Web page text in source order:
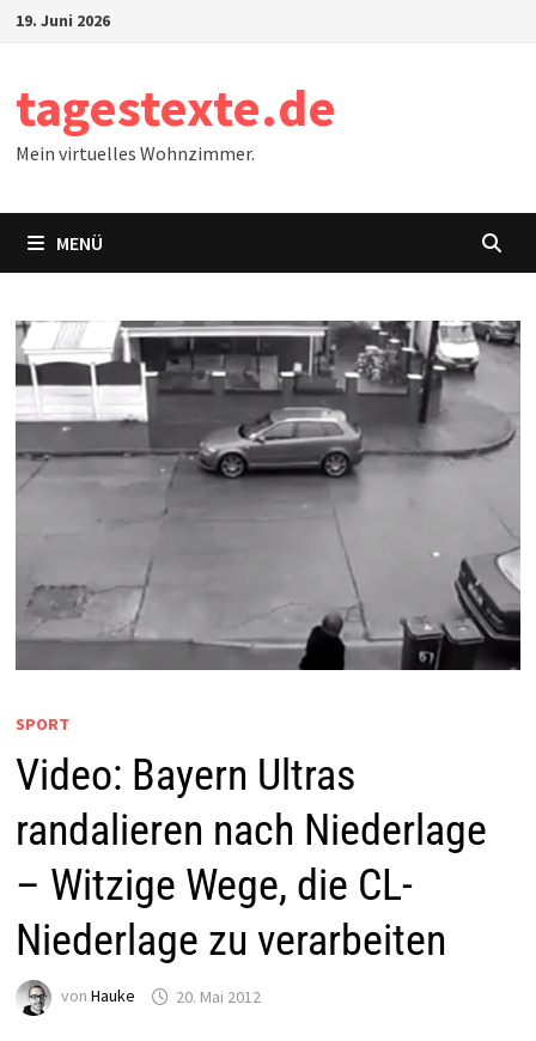
Zum19. Juni 2026
tagestexte.de
Mein virtuelles Wohnzimmer.
MENÜ
SPORT
Video: Bayern Ultras
randalieren nach Niederlage
– Witzige Wege, die CL-
Niederlage zu verarbeiten
von Hauke 20. Mai 2012